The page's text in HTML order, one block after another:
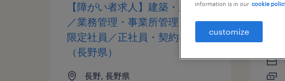
【障がい者求人】建築・建設業
／業務管理・事業所管理（地域
限定社員／正社員・契約社員）
（長野県）
長野, 長野県
【
務
information is in our cookie
customize